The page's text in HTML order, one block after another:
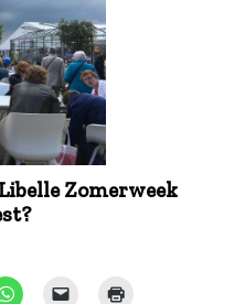
Zomerweek